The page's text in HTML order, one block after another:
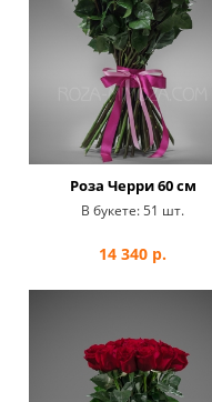
Роза Черри 60 см
В букете:51 шт.
14 340 р.